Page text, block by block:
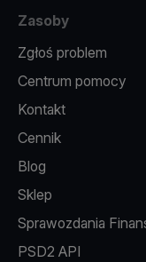
Zasoby
Zgłoś problem
Centrum pomocy
Kontakt
Cennik
Blog
Sklep
Sprawozdania
PSD2 API